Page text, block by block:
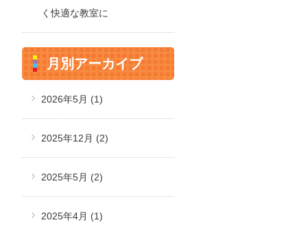
く快適な教室に
月別アーカイブ
2026年5月 (1)
2025年12月 (2)
2025年5月 (2)
2025年4月 (1)